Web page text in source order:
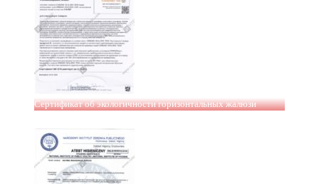
Сертификат об экологичности горизонтальных жалюзи